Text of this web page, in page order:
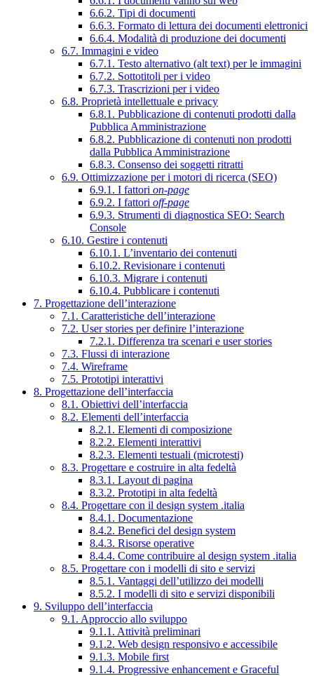
6.6.2. Tipi di documenti
6.6.3. Formato di lettura dei documenti elettronici
6.6.4. Modalità di produzione dei documenti
6.7. Immagini e video
6.7.1. Testo alternativo (alt text) per le immagini
6.7.2. Sottotitoli per i video
6.7.3. Trascrizioni per i video
6.8. Proprietà intellettuale e privacy
6.8.1. Pubblicazione di contenuti prodotti dalla
Pubblica Amministrazione
6.8.2. Pubblicazione di contenuti non prodotti
dalla Pubblica Amministrazione
6.8.3. Consenso dei soggetti ritratti
6.9. Ottimizzazione per i motori di ricerca (SEO)
6.9.1. I fattori on-page
6.9.2. I fattori off-page
6.9.3. Strumenti di diagnostica SEO: Search
Console
6.10. Gestire i contenuti
6.10.1. L’inventario dei contenuti
6.10.2. Revisionare i contenuti
6.10.3. Migrare i contenuti
6.10.4. Pubblicare i contenuti
7. Progettazione dell’interazione
7.1. Caratteristiche dell’interazione
7.2. User stories per definire l’interazione
7.2.1. Differenza tra scenari e user stories
7.3. Flussi di interazione
7.4. Wireframe
7.5. Prototipi interattivi
8. Progettazione dell’interfaccia
8.1. Obiettivi dell’interfaccia
8.2. Elementi dell’interfaccia
8.2.1. Elementi di composizione
8.2.2. Elementi interattivi
8.2.3. Elementi testuali (microtesti)
8.3. Progettare e costruire in alta fedeltà
8.3.1. Layout di pagina
8.3.2. Prototipi in alta fedeltà
8.4. Progettare con il design system .italia
8.4.1. Documentazione
8.4.2. Benefici del design system
8.4.3. Risorse operative
8.4.4. Come contribuire al design system .italia
8.5. Progettare con i modelli di sito e servizi
8.5.1. Vantaggi dell’utilizzo dei modelli
8.5.2. I modelli di sito e servizi disponibili
9. Sviluppo dell’interfaccia
9.1. Approccio allo sviluppo
9.1.1. Attività preliminari
9.1.2. Web design responsivo e accessibile
9.1.3. Mobile first
9.1.4. Progressive enhancement e Graceful